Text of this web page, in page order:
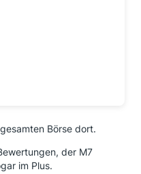
Börse dort.
der M7
im Plus.